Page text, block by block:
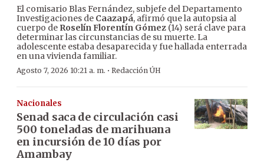
El comisario Blas Fernández, subjefe del Departamento
Investigaciones de Caazapá, afirmó que la autopsia al
cuerpo de Roselín Florentín Gómez (14) será clave para
determinar las circunstancias de su muerte. La
adolescente estaba desaparecida y fue hallada enterrada
en una vivienda familiar.
Agosto 7, 2026 10:21 a. m. · Redacción ÚH
Nacionales
Senad saca de circulación casi
500 toneladas de marihuana
en incursión de 10 días por
Amambay